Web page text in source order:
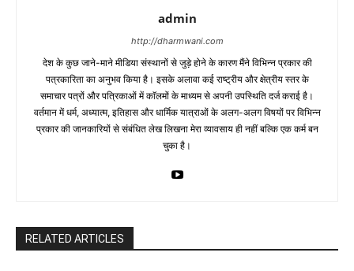
admin
http://dharmwani.com
देश के कुछ जाने-माने मीडिया संस्थानों से जुड़े होने के कारण मैंने विभिन्न प्रकार की
पत्रकारिता का अनुभव किया है। इसके अलावा कई राष्ट्रीय और क्षेत्रीय स्तर के
समाचार पत्रों और पत्रिकाओं में काॅलमों के माध्यम से अपनी उपस्थिति दर्ज कराई है।
वर्तमान में धर्म, अध्यात्म, इतिहास और धार्मिक यात्राओं के अलग-अलग विषयों पर विभिन्न
प्रकार की जानकारियों से संबंधित लेख लिखना मेरा व्यावसाय ही नहीं बल्कि एक कर्म बन
चुका है।
RELATED ARTICLES